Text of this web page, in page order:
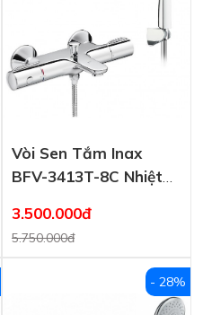
Vòi Sen Tắm Inax
BFV-3413T-8C Nhiệt
3.500.000đ
5.750.000đ
- 28%